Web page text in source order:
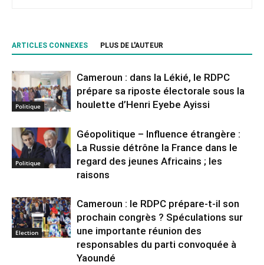
ARTICLES CONNEXES PLUS DE L'AUTEUR
Politique
Cameroun : dans la Lékié, le RDPC
prépare sa riposte électorale sous la
houlette d’Henri Eyebe Ayissi
Politique
Géopolitique – Influence étrangère :
La Russie détrône la France dans le
regard des jeunes Africains ; les
raisons
Election
Cameroun : le RDPC prépare-t-il son
prochain congrès ? Spéculations sur
une importante réunion des
responsables du parti convoquée à
Yaoundé